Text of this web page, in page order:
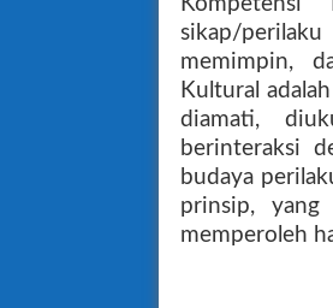
sikap/
memimpin,
Kultural
diamati,
berinteraksi
budaya
prinsip,
memperoleh